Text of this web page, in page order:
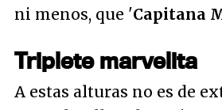
ni menos, que 'Capitana
Triplete marvelita
A estas alturas no es de